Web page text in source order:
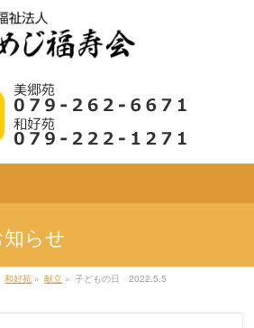
らせ
和好苑 » 献立 » 子どもの日 2022.5.5